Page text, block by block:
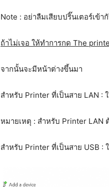
Note : อย่าลืมเสียบปริ๊นเตอร์เข้า
ถ้าไม่เจอ ให้ทำการกด The
จากนั้นจะมีหน้าต่างขึ้นมา
สำหรับ Printer ที่เป็นสาย LAN :
หมายเหตุ : สำหรับ Printer LAN
สำหรับ Printer ที่เป็นสาย USB :